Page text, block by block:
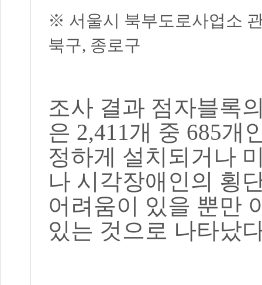
※ 서울시 북부도로사업소
북구, 종로구
조사 결과 점자블록
은 2,411개 중 685개
정하게 설치되거나
나 시각장애인의 횡
어려움이 있을 뿐만
있는 것으로 나타났